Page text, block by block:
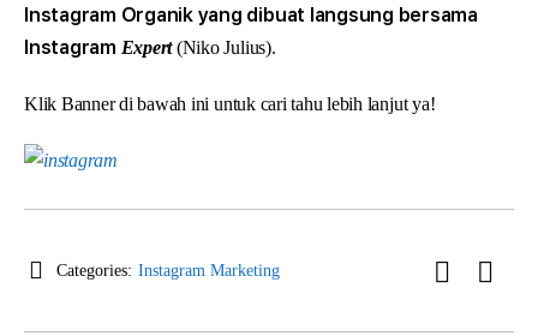
Instagram Organik yang dibuat langsung bersama
Instagram Expert (Niko Julius).
Klik Banner di bawah ini untuk cari tahu lebih lanjut ya!
Categories: Instagram Marketing